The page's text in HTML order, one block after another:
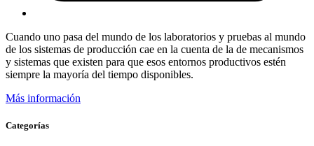
Cuando uno pasa del mundo de los laboratorios y pruebas al mundo
de los sistemas de producción cae en la cuenta de la de mecanismos
y sistemas que existen para que esos entornos productivos estén
siempre la mayoría del tiempo disponibles.
Más información
Categorías